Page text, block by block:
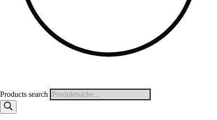
Products search